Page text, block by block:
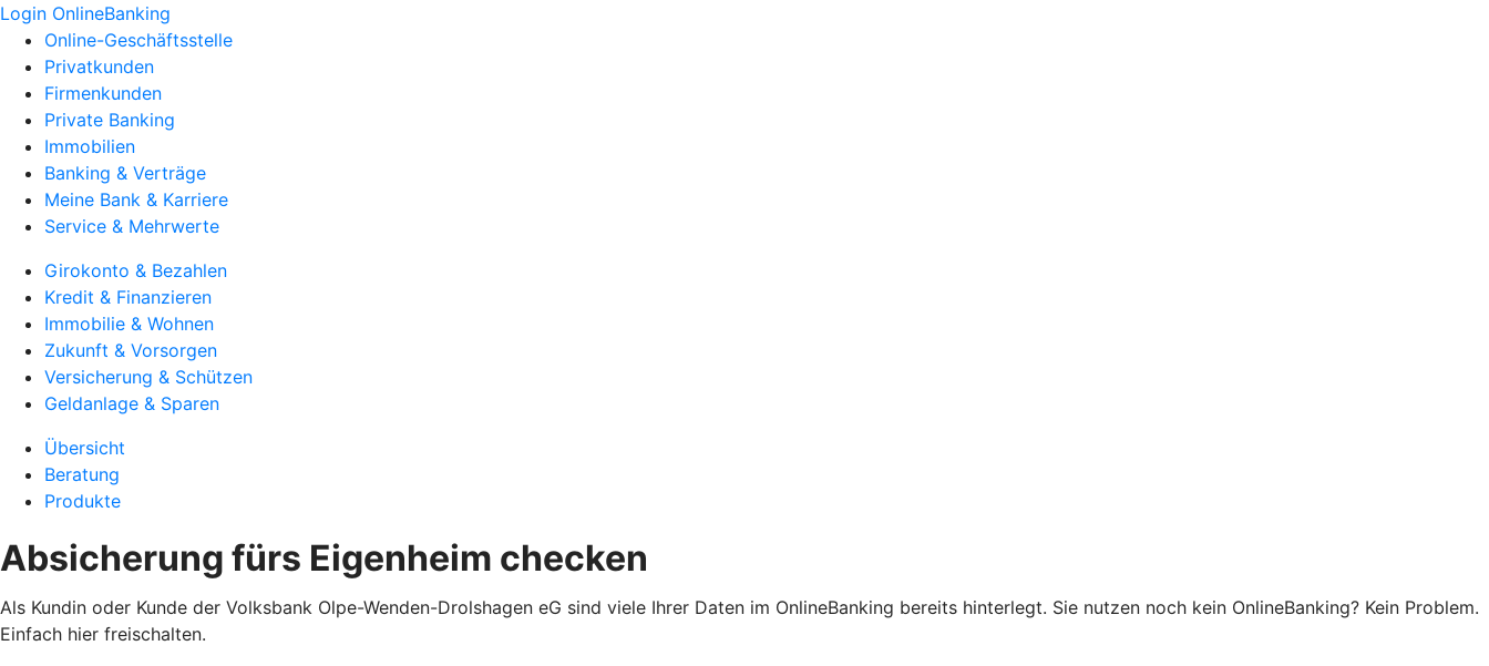
Login OnlineBanking
Online-Geschäftsstelle
Privatkunden
Firmenkunden
Private Banking
Immobilien
Banking & Verträge
Meine Bank & Karriere
Service & Mehrwerte
Girokonto & Bezahlen
Kredit & Finanzieren
Immobilie & Wohnen
Zukunft & Vorsorgen
Versicherung & Schützen
Geldanlage & Sparen
Übersicht
Beratung
Produkte
Absicherung fürs Eigenheim checken
Als Kundin oder Kunde der Volksbank Olpe-Wenden-Drolshagen eG sind viele Ihrer Daten im OnlineBanking bereits hinterlegt. Sie nutzen noch kein OnlineBanking? Kein Problem.
Einfach hier freischalten.